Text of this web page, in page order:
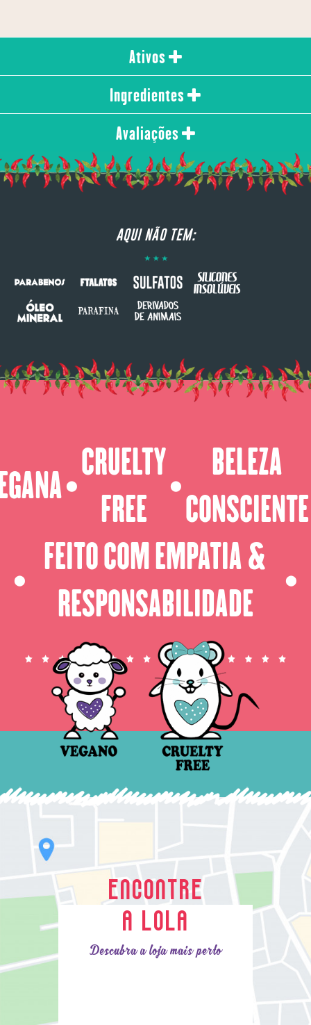
Ativos
Ingredientes
Avaliações
AQUI NÃO TEM:
⬤
CRUELTY
FREE
⬤
BELEZA
CONSCIENTE
⬤
FEITO COM EMPATIA &
RESPONSABILIDADE
⬤
ENCONTRE
A LOLA
Descubra a loja mais perto